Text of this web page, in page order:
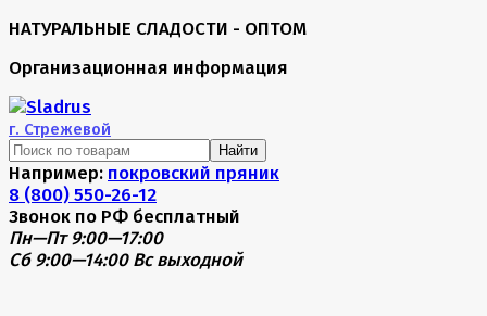
НАТУРАЛЬНЫЕ СЛАДОСТИ - ОПТОМ
Организационная информация
г. Стрежевой
Найти
Например: покровский пряник
8 (800) 550-26-12
Звонок по РФ бесплатный
Пн—Пт 9:00—17:00
Сб 9:00—14:00 Вс выходной